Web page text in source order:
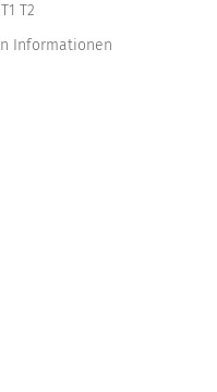
T2
Informationen